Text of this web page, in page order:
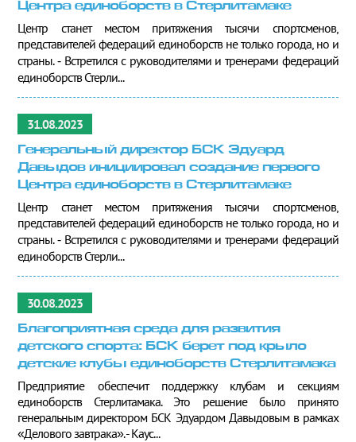
Центра единоборств в Стерлитамаке
Центр станет местом притяжения тысячи спортсменов,
представителей федераций единоборств не только города, но и
страны. ⁃ Встретился с руководителями и тренерами федераций
единоборств Стерли...
31.08.2023
Генеральный директор БСК Эдуард
Давыдов инициировал создание первого
Центра единоборств в Стерлитамаке
Центр станет местом притяжения тысячи спортсменов,
представителей федераций единоборств не только города, но и
страны. ⁃ Встретился с руководителями и тренерами федераций
единоборств Стерли...
30.08.2023
Благоприятная среда для развития
детского спорта: БСК берет под крыло
детские клубы единоборств Стерлитамака
Предприятие обеспечит поддержку клубам и секциям
единоборств Стерлитамака. Это решение было принято
генеральным директором БСК Эдуардом Давыдовым в рамках
«Делового завтрака». - Каус...